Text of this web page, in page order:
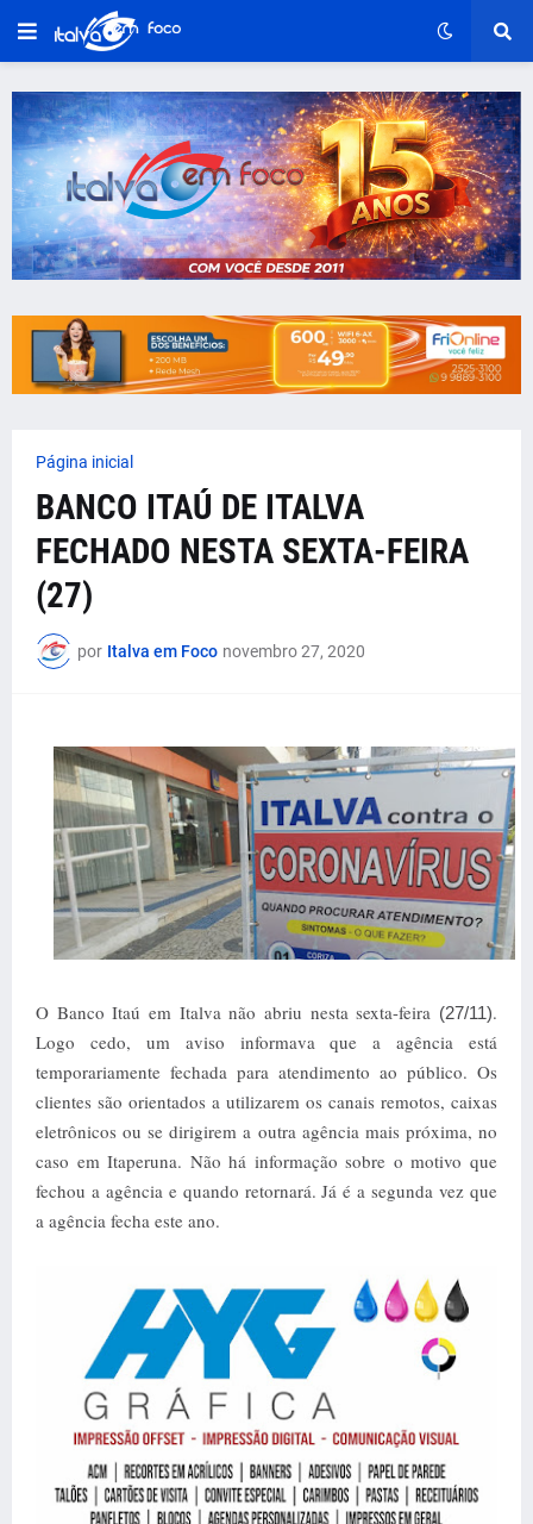
Página inicial
BANCO ITAÚ DE ITALVA
FECHADO NESTA SEXTA-FEIRA
(27)
por Italva em Foco novembro 27, 2020
O Banco Itaú em Italva não abriu nesta sexta-feira (27/11).
Logo cedo, um aviso informava que a agência está
temporariamente fechada para atendimento ao público. Os
clientes são orientados a utilizarem os canais remotos, caixas
eletrônicos ou se dirigirem a outra agência mais próxima, no
caso em Itaperuna. Não há informação sobre o motivo que
fechou a agência e quando retornará. Já é a segunda vez que
a agência fecha este ano.